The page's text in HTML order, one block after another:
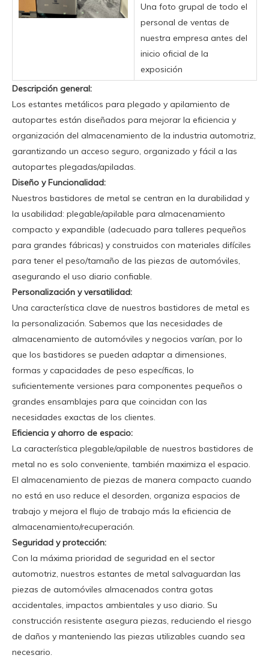
Una foto grupal de todo el
personal de ventas de
nuestra empresa antes del
inicio oficial de la
exposición
Descripción general:
Los estantes metálicos para plegado y apilamiento de
autopartes están diseñados para mejorar la eficiencia y
organización del almacenamiento de la industria automotriz,
garantizando un acceso seguro, organizado y fácil a las
autopartes plegadas/apiladas.
Diseño y Funcionalidad:
Nuestros bastidores de metal se centran en la durabilidad y
la usabilidad: plegable/apilable para almacenamiento
compacto y expandible (adecuado para talleres pequeños
para grandes fábricas) y construidos con materiales difíciles
para tener el peso/tamaño de las piezas de automóviles,
asegurando el uso diario confiable.
Personalización y versatilidad:
Una característica clave de nuestros bastidores de metal es
la personalización. Sabemos que las necesidades de
almacenamiento de automóviles y negocios varían, por lo
que los bastidores se pueden adaptar a dimensiones,
formas y capacidades de peso específicas, lo
suficientemente versiones para componentes pequeños o
grandes ensamblajes para que coincidan con las
necesidades exactas de los clientes.
Eficiencia y ahorro de espacio:
La característica plegable/apilable de nuestros bastidores de
metal no es solo conveniente, también maximiza el espacio.
El almacenamiento de piezas de manera compacto cuando
no está en uso reduce el desorden, organiza espacios de
trabajo y mejora el flujo de trabajo más la eficiencia de
almacenamiento/recuperación.
Seguridad y protección:
Con la máxima prioridad de seguridad en el sector
automotriz, nuestros estantes de metal salvaguardan las
piezas de automóviles almacenados contra gotas
accidentales, impactos ambientales y uso diario. Su
construcción resistente asegura piezas, reduciendo el riesgo
de daños y manteniendo las piezas utilizables cuando sea
necesario.